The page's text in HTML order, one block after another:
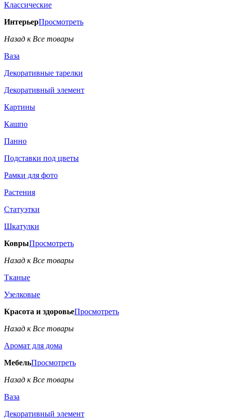
Классические
ИнтерьерПросмотреть
Назад к Все товары
Ваза
Декоративные тарелки
Декоративный элемент
Картины
Кашпо
Панно
Подставки под цветы
Рамки для фото
Растения
Статуэтки
Шкатулки
КоврыПросмотреть
Назад к Все товары
Тканые
Узелковые
Красота и здоровьеПросмотреть
Назад к Все товары
Аромат для дома
МебельПросмотреть
Назад к Все товары
Ваза
Декоративный элемент